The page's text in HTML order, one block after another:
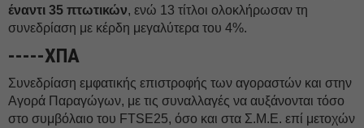
έναντι 35 πτωτικών, ενώ 13 τίτλοι ολοκλήρωσαν τη
συνεδρίαση με κέρδη μεγαλύτερα του 4%.
-----ΧΠΑ
Συνεδρίαση εμφατικής επιστροφής των αγοραστών και στην
Αγορά Παραγώγων, με τις συναλλαγές να αυξάνονται τόσο
στο συμβόλαιο του FTSE25, όσο και στα Σ.Μ.Ε. επί μετοχών